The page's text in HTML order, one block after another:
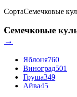
СортаСемечковые
Семечковые
→
Яблоня760
Виноград501
Груша349
Айва45